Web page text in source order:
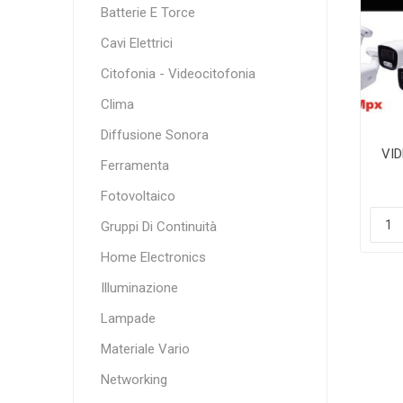
Batterie E Torce
Cavi Elettrici
Citofonia - Videocitofonia
Clima
Diffusione Sonora
Ferramenta
Fotovoltaico
Gruppi Di Continuità
Home Electronics
Illuminazione
Lampade
Materiale Vario
Networking